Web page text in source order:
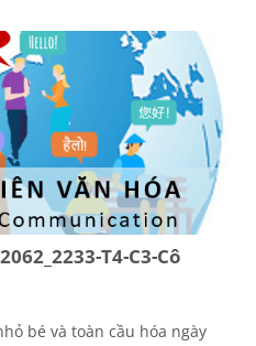
T4-C3-Cô
bé và toàn cầu hóa ngày